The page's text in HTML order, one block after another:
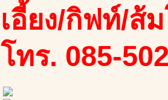
เอี้ยง/กิฟท์/ส้
โทร. 085-